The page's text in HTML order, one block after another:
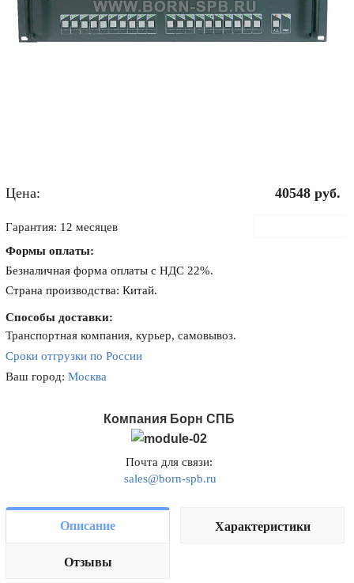
Цена: 40548 руб.
Гарантия: 12 месяцев
Формы оплаты:
Безналичная форма оплаты с НДС 22%.
Страна производства: Китай.
Способы доставки:
Транспортная компания, курьер, самовывоз.
Сроки отгрузки по России
Ваш город:Москва
Компания Борн СПБ
Почта для связи:
sales@born-spb.ru
Описание Характеристики
Отзывы